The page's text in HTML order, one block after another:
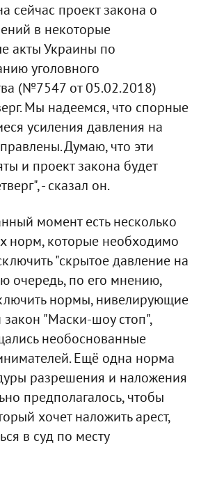
сейчас проект закона о
в некоторые
акты Украины по
уголовного
(№7547 от 05.02.2018)
Мы надеемся, что спорные
усиления давления на
Думаю, что эти
и проект закона будет
- сказал он.
момент есть несколько
норм, которые необходимо
"скрытое давление на
очередь, по его мнению,
нормы, нивелирующие
"Маски-шоу стоп",
необоснованные
Ещё одна норма
разрешения и наложения
предполагалось, чтобы
хочет наложить арест,
в суд по месту